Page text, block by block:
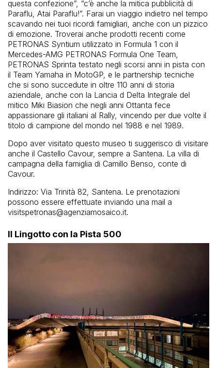
questa confezione”, “c’è anche la mitica pubblicità di
Paraflu, Atai Paraflu!”. Farai un viaggio indietro nel tempo
scavando nei tuoi ricordi famigliari, anche con un pizzico
di emozione. Troverai anche prodotti recenti come
PETRONAS Syntium utilizzato in Formula 1 con il
Mercedes-AMG PETRONAS Formula One Team,
PETRONAS Sprinta testato negli scorsi anni in pista con
il Team Yamaha in MotoGP, e le partnership tecniche
che si sono succedute in oltre 110 anni di storia
aziendale, anche con la Lancia d Delta Integrale del
mitico Miki Biasion che negli anni Ottanta fece
appassionare gli italiani al Rally, vincendo per due volte il
titolo di campione del mondo nel 1988 e nel 1989.
Dopo aver visitato questo museo ti suggerisco di visitare
anche il Castello Cavour, sempre a Santena. La villa di
campagna della famiglia di Camillo Benso, conte di
Cavour.
Indirizzo: Via Trinità 82, Santena. Le prenotazioni
possono essere effettuate inviando una mail a
visitspetronas@agenziamosaico.it.
Il Lingotto con la Pista 500